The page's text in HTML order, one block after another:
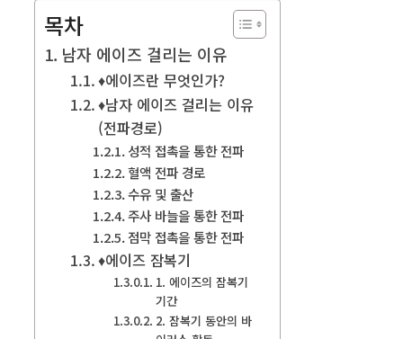
목차
남자 에이즈 걸리는 이유
♦에이즈란 무엇인가?
♦남자 에이즈 걸리는 이유
(전파경로)
성적 접촉을 통한 전파
혈액 전파 경로
수유 및 출산
주사 바늘을 통한 전파
점막 접촉을 통한 전파
♦에이즈 잠복기
1. 에이즈의 잠복기
기간
2. 잠복기 동안의 바